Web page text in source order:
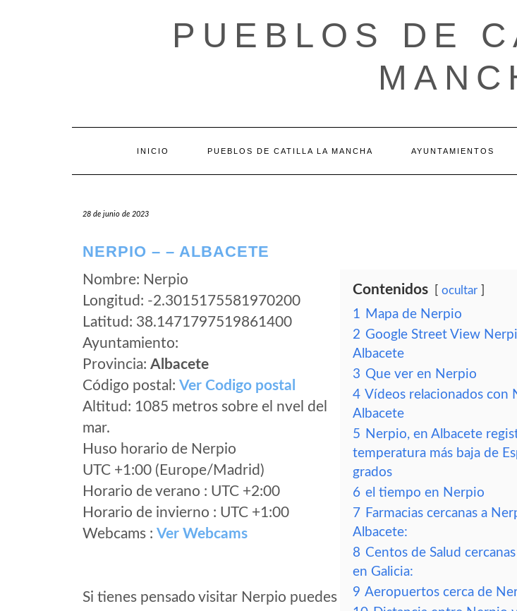
PUEBLOS DE
INICIO PUEBLOS DE CATILLA LA MANCHA AYUNTAMIENTOS
28 de junio de 2023
NERPIO – – ALBACETE
Nombre: Nerpio
Longitud: -2.3015175581970200
Latitud: 38.1471797519861400
Ayuntamiento:
Provincia: Albacete
Código postal: Ver Codigo postal
Altitud: 1085 metros sobre el nvel del
mar.
Huso horario de Nerpio
UTC +1:00 (Europe/Madrid)
Horario de verano : UTC +2:00
Horario de invierno : UTC +1:00
Webcams : Ver Webcams
Si tienes pensado visitar Nerpio puedes
Contenidos ocultar
1 Mapa de Nerpio
2 Google Street View
Albacete
3 Que ver en Nerpio
4 Vídeos relacionados con
Albacete
5 Nerpio, en Albacete
temperatura más baja de
grados
6 el tiempo en Nerpio
7 Farmacias cercanas a
Albacete:
8 Centos de Salud
en Galicia:
9 Aeropuertos cerca de